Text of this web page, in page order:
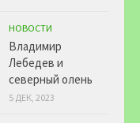
НОВОСТИ
Владимир
Лебедев и
северный олень
5 ДЕК, 2023